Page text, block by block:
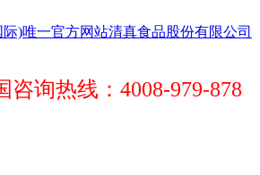
咨询热线：4008-979-878